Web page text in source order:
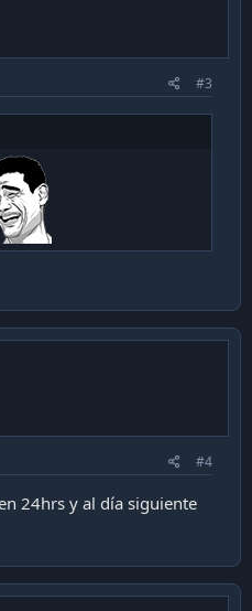
#3
#4
24hrs y al día siguiente